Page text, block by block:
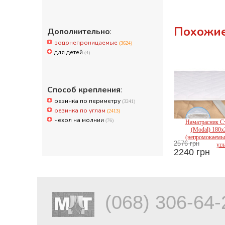
Дополнительно:
водонепроницаемые (3624)
для детей (4)
Способ крепления:
резинка по периметру (3241)
резинка по углам (2413)
чехол на молнии (76)
Наматрасник
(Modal)
2576 грн
2240 грн
(068) 306-64-